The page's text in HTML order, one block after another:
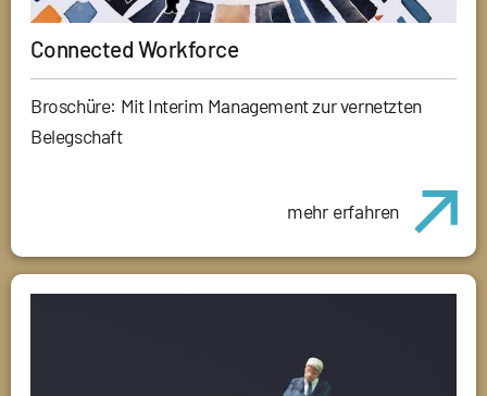
Connected Workforce
Broschüre: Mit Interim Management zur vernetzten
Belegschaft
mehr erfahren